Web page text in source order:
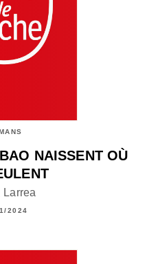
NAISSENT OÙ
Larrea
2024